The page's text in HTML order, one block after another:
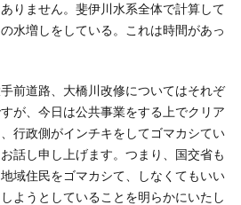
りません。斐伊川水系全体で計算して
水増しをしている。これは時間があっ
前道路、大橋川改修についてはそれぞ
が、今日は公共事業をする上でクリア
行政側がインチキをしてゴマカシてい
話し申し上げます。つまり、国交省も
域住民をゴマカシて、しなくてもいい
ようとしていることを明らかにいたし